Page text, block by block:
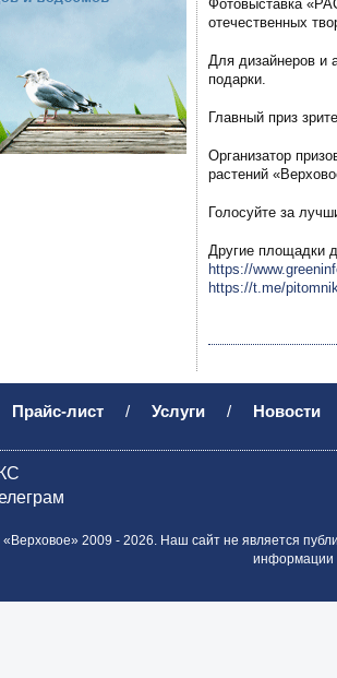
Фотовыставка
отечественных
Для дизайнеров и
подарки.
Главный приз
Организатор
растений
Голосуйте за
Другие площадки
https://
https://t.me/
Прайс-лист / Услуги / Новости
«Верховое» 2009 - 2026. Наш сайт не является
информации